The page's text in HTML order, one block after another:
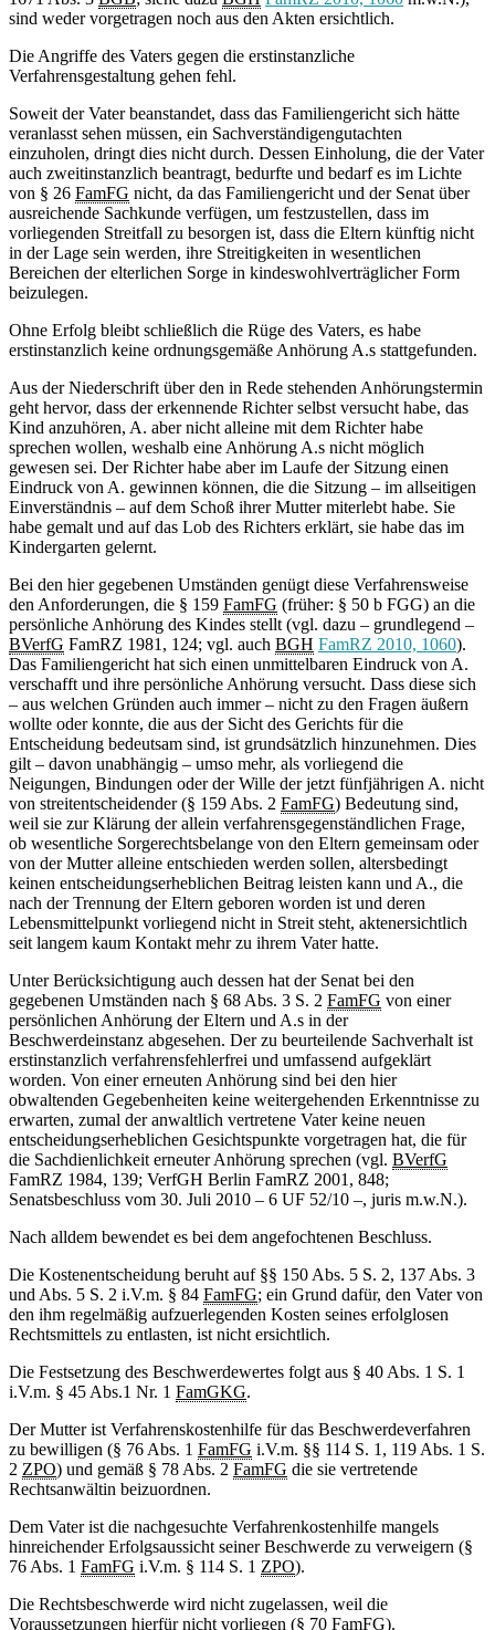
sind weder vorgetragen noch aus den Akten ersichtlich.
Die Angriffe des Vaters gegen die erstinstanzliche
Verfahrensgestaltung gehen fehl.
Soweit der Vater beanstandet, dass das Familiengericht sich hätte
veranlasst sehen müssen, ein Sachverständigengutachten
einzuholen, dringt dies nicht durch. Dessen Einholung, die der Vater
auch zweitinstanzlich beantragt, bedurfte und bedarf es im Lichte
von § 26 FamFG nicht, da das Familiengericht und der Senat über
ausreichende Sachkunde verfügen, um festzustellen, dass im
vorliegenden Streitfall zu besorgen ist, dass die Eltern künftig nicht
in der Lage sein werden, ihre Streitigkeiten in wesentlichen
Bereichen der elterlichen Sorge in kindeswohlverträglicher Form
beizulegen.
Ohne Erfolg bleibt schließlich die Rüge des Vaters, es habe
erstinstanzlich keine ordnungsgemäße Anhörung A.s stattgefunden.
Aus der Niederschrift über den in Rede stehenden Anhörungstermin
geht hervor, dass der erkennende Richter selbst versucht habe, das
Kind anzuhören, A. aber nicht alleine mit dem Richter habe
sprechen wollen, weshalb eine Anhörung A.s nicht möglich
gewesen sei. Der Richter habe aber im Laufe der Sitzung einen
Eindruck von A. gewinnen können, die die Sitzung – im allseitigen
Einverständnis – auf dem Schoß ihrer Mutter miterlebt habe. Sie
habe gemalt und auf das Lob des Richters erklärt, sie habe das im
Kindergarten gelernt.
Bei den hier gegebenen Umständen genügt diese Verfahrensweise
den Anforderungen, die § 159 FamFG (früher: § 50 b FGG) an die
persönliche Anhörung des Kindes stellt (vgl. dazu – grundlegend –
BVerfG FamRZ 1981, 124; vgl. auch BGH FamRZ 2010, 1060).
Das Familiengericht hat sich einen unmittelbaren Eindruck von A.
verschafft und ihre persönliche Anhörung versucht. Dass diese sich
– aus welchen Gründen auch immer – nicht zu den Fragen äußern
wollte oder konnte, die aus der Sicht des Gerichts für die
Entscheidung bedeutsam sind, ist grundsätzlich hinzunehmen. Dies
gilt – davon unabhängig – umso mehr, als vorliegend die
Neigungen, Bindungen oder der Wille der jetzt fünfjährigen A. nicht
von streitentscheidender (§ 159 Abs. 2 FamFG) Bedeutung sind,
weil sie zur Klärung der allein verfahrensgegenständlichen Frage,
ob wesentliche Sorgerechtsbelange von den Eltern gemeinsam oder
von der Mutter alleine entschieden werden sollen, altersbedingt
keinen entscheidungserheblichen Beitrag leisten kann und A., die
nach der Trennung der Eltern geboren worden ist und deren
Lebensmittelpunkt vorliegend nicht in Streit steht, aktenersichtlich
seit langem kaum Kontakt mehr zu ihrem Vater hatte.
Unter Berücksichtigung auch dessen hat der Senat bei den
gegebenen Umständen nach § 68 Abs. 3 S. 2 FamFG von einer
persönlichen Anhörung der Eltern und A.s in der
Beschwerdeinstanz abgesehen. Der zu beurteilende Sachverhalt ist
erstinstanzlich verfahrensfehlerfrei und umfassend aufgeklärt
worden. Von einer erneuten Anhörung sind bei den hier
obwaltenden Gegebenheiten keine weitergehenden Erkenntnisse zu
erwarten, zumal der anwaltlich vertretene Vater keine neuen
entscheidungserheblichen Gesichtspunkte vorgetragen hat, die für
die Sachdienlichkeit erneuter Anhörung sprechen (vgl. BVerfG
FamRZ 1984, 139; VerfGH Berlin FamRZ 2001, 848;
Senatsbeschluss vom 30. Juli 2010 – 6 UF 52/10 –, juris m.w.N.).
Nach alldem bewendet es bei dem angefochtenen Beschluss.
Die Kostenentscheidung beruht auf §§ 150 Abs. 5 S. 2, 137 Abs. 3
und Abs. 5 S. 2 i.V.m. § 84 FamFG; ein Grund dafür, den Vater von
den ihm regelmäßig aufzuerlegenden Kosten seines erfolglosen
Rechtsmittels zu entlasten, ist nicht ersichtlich.
Die Festsetzung des Beschwerdewertes folgt aus § 40 Abs. 1 S. 1
i.V.m. § 45 Abs.1 Nr. 1 FamGKG.
Der Mutter ist Verfahrenskostenhilfe für das Beschwerdeverfahren
zu bewilligen (§ 76 Abs. 1 FamFG i.V.m. §§ 114 S. 1, 119 Abs. 1 S.
2 ZPO) und gemäß § 78 Abs. 2 FamFG die sie vertretende
Rechtsanwältin beizuordnen.
Dem Vater ist die nachgesuchte Verfahrenkostenhilfe mangels
hinreichender Erfolgsaussicht seiner Beschwerde zu verweigern (§
76 Abs. 1 FamFG i.V.m. § 114 S. 1 ZPO).
Die Rechtsbeschwerde wird nicht zugelassen, weil die
Voraussetzungen hierfür nicht vorliegen (§ 70 FamFG).